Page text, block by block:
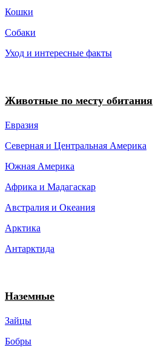
Кошки
Собаки
Уход и интересные факты
Животные по месту обитания
Евразия
Северная и Центральная Америка
Южная Америка
Африка и Мадагаскар
Австралия и Океания
Арктика
Антарктида
Наземные
Зайцы
Бобры